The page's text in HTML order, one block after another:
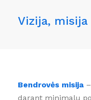
Valdymas
Darbo
Vizija, misija
Bendrovės misija
darant minimalų